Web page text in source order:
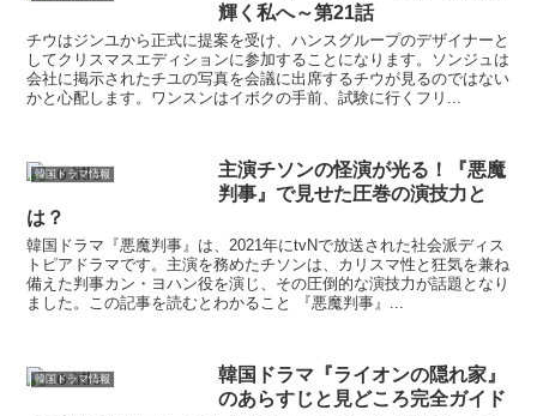
輝く私へ～第21話
チウはジンユから正式に提案を受け、ハンスグループのデザイナーと
してクリスマスエディションに参加することになります。ソンジュは
会社に掲示されたチユの写真を会議に出席するチウが見るのではない
かと心配します。ワンスンはイボクの手前、試験に行くフリ...
韓国ドラマ情報
主演チソンの怪演が光る！『悪魔
判事』で見せた圧巻の演技力と
は？
韓国ドラマ『悪魔判事』は、2021年にtvNで放送された社会派ディス
トピアドラマです。主演を務めたチソンは、カリスマ性と狂気を兼ね
備えた判事カン・ヨハン役を演じ、その圧倒的な演技力が話題となり
ました。この記事を読むとわかること 『悪魔判事』...
韓国ドラマ情報
韓国ドラマ『ライオンの隠れ家』
のあらすじと見どころ完全ガイド